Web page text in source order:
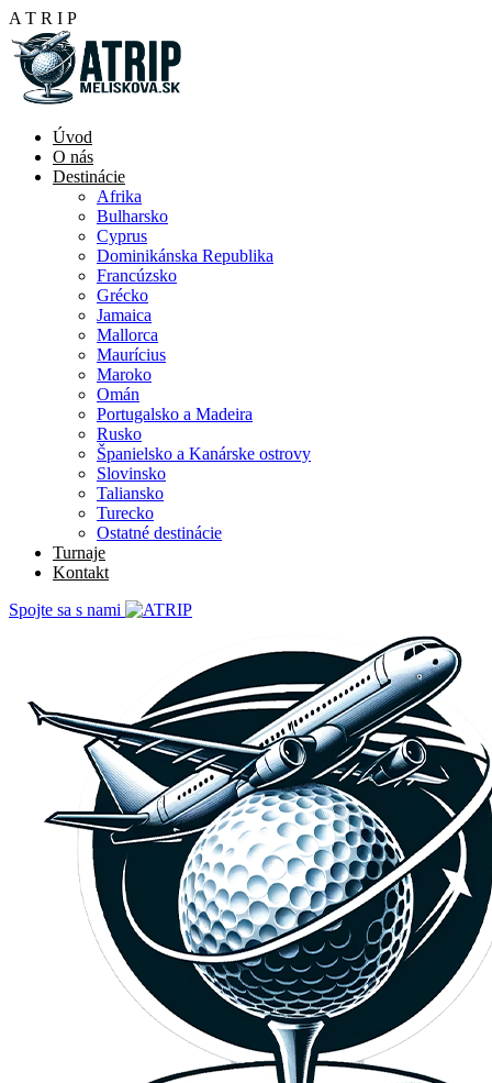
A T R I P
Úvod
O nás
Destinácie
Afrika
Bulharsko
Cyprus
Dominikánska Republika
Francúzsko
Grécko
Jamaica
Mallorca
Maurícius
Maroko
Omán
Portugalsko a Madeira
Rusko
Španielsko a Kanárske ostrovy
Slovinsko
Taliansko
Turecko
Ostatné destinácie
Turnaje
Kontakt
Spojte sa s nami